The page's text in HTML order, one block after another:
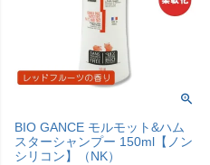
BIO GANCE モルモット&ハム
スターシャンプー 150ml【ノン
シリコン】（NK）